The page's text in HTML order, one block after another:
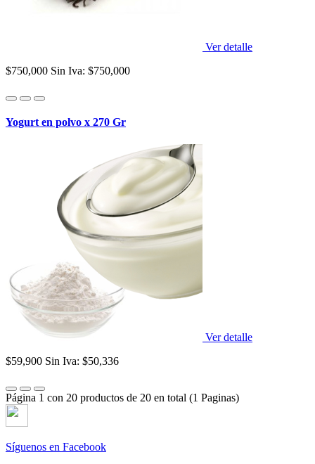
Ver detalle
$750,000 Sin Iva: $750,000
Yogurt en polvo x 270 Gr
Ver detalle
$59,900 Sin Iva: $50,336
Página 1 con 20 productos de 20 en total (1 Paginas)
Síguenos en Facebook